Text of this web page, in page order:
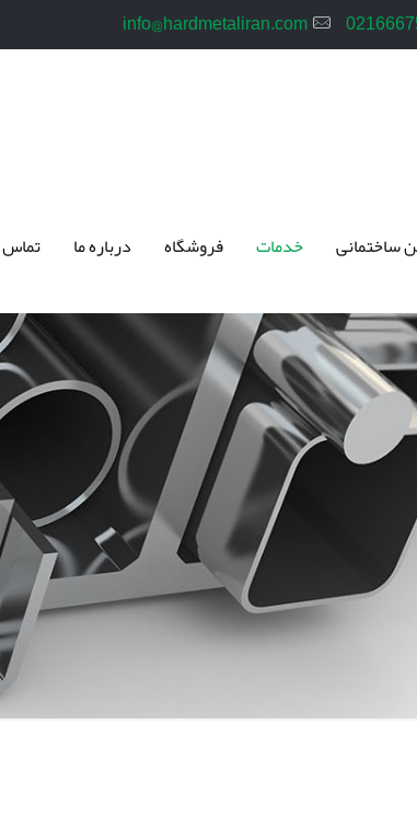
info@hardmetaliran.com
ساختمانی خدمات فروشگاه درباره ما